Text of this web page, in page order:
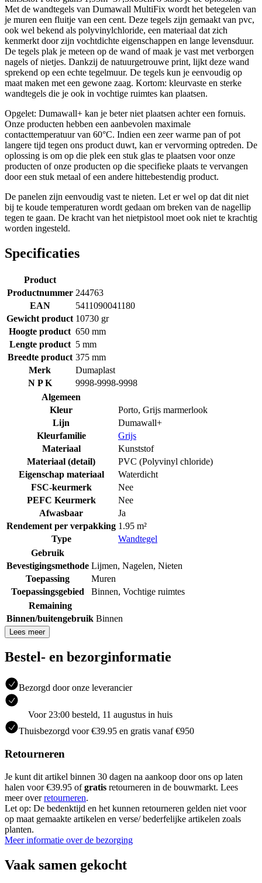
Met de wandtegels van Dumawall MultiFix wordt het betegelen van
je muren een fluitje van een cent. Deze tegels zijn gemaakt van pvc,
ook wel bekend als polyvinylchloride, een materiaal dat zich
kenmerkt door zijn vochtdichte eigenschappen en lange levensduur.
De tegels plak je meteen op de wand of maak je vast met verborgen
nagels of nietjes. Dankzij de natuurgetrouwe print, lijkt deze wand
sprekend op een echte tegelmuur. De tegels kun je eenvoudig op
maat maken met een gewone zaag. Kortom: kleurvaste en sterke
wandtegels die je ook in vochtige ruimtes kan plaatsen.
Opgelet: Dumawall+ kan je beter niet plaatsen achter een fornuis.
Onze producten hebben een aanbevolen maximale
contacttemperatuur van 60°C. Indien een zeer warme pan of pot
langere tijd tegen ons product duwt, kan er vervorming optreden. De
oplossing is om op die plek een stuk glas te plaatsen voor onze
producten of onze producten op die specifieke plaats te vervangen
door een stuk metaal of een andere hittebestendig product.
De panelen zijn eenvoudig vast te nieten. Let er wel op dat dit niet
bij te koude temperaturen wordt gedaan om breken van de nagellip
tegen te gaan. De kracht van het nietpistool moet ook niet te krachtig
worden ingesteld.
Specificaties
Product
Productnummer 244763
EAN
5411090041180
Gewicht product 10730 gr
Hoogte product 650 mm
Lengte product 5 mm
Breedte product 375 mm
Merk
Dumaplast
N P K
9998-9998-9998
Algemeen
Kleur
Porto, Grijs marmerlook
Lijn
Dumawall+
Kleurfamilie
Grijs
Materiaal
Kunststof
Materiaal (detail)
PVC (Polyvinyl chloride)
Eigenschap materiaal
Waterdicht
FSC-keurmerk
Nee
PEFC Keurmerk
Nee
Afwasbaar
Ja
Rendement per verpakking 1.95 m²
Type
Wandtegel
Gebruik
Bevestigingsmethode Lijmen, Nagelen, Nieten
Toepassing
Muren
Toepassingsgebied
Binnen, Vochtige ruimtes
Remaining
Binnen/buitengebruik Binnen
Lees meer
Bestel- en bezorginformatie
Bezorgd door onze leverancier
Voor 23:00 besteld, 11 augustus in huis
Thuisbezorgd voor €39.95 en gratis vanaf €950
Retourneren
Je kunt dit artikel binnen 30 dagen na aankoop door ons op laten
halen voor €39.95 ofgratis retourneren in de bouwmarkt. Lees
meer overretourneren.
Let op: De bedenktijd en het kunnen retourneren gelden niet voor
op maat gemaakte artikelen en verse/ bederfelijke artikelen zoals
planten.
Meer informatie over de bezorging
Vaak samen gekocht